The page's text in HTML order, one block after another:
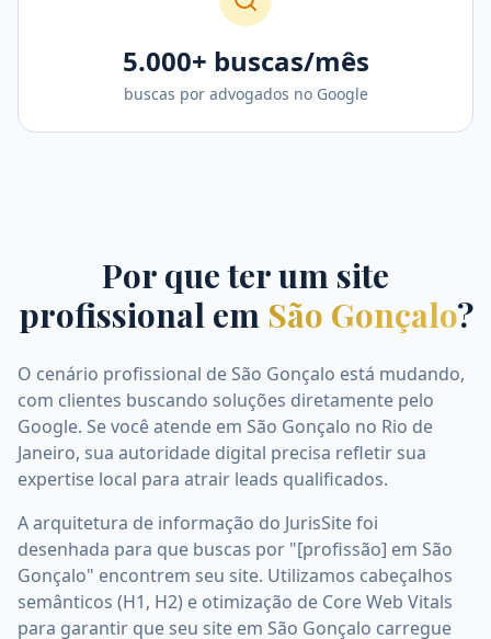
5.000+ buscas/mês
buscas por advogados no Google
Por que ter um site
profissional em São Gonçalo?
O cenário profissional de São Gonçalo está mudando,
com clientes buscando soluções diretamente pelo
Google. Se você atende em São Gonçalo no Rio de
Janeiro, sua autoridade digital precisa refletir sua
expertise local para atrair leads qualificados.
A arquitetura de informação do JurisSite foi
desenhada para que buscas por "[profissão] em São
Gonçalo" encontrem seu site. Utilizamos cabeçalhos
semânticos (H1, H2) e otimização de Core Web Vitals
para garantir que seu site em São Gonçalo carregue